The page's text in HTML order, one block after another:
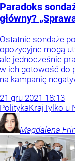
Paradoks
główny?
Ostatnie sondaże
opozycyjne mogą
ale jednocześnie
w ich gotowość do
na kampanię
21 gru 2021 18:13
PolitykaKrajTylko u
Magdalena